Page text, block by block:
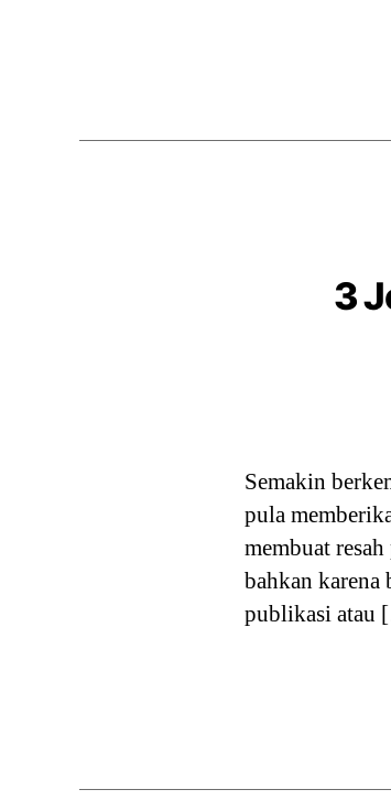
3
Semakin
pula
membuat
bahkan karena
publikasi